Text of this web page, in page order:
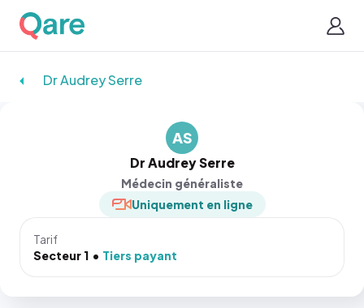
Dr Audrey Serre
AS
Dr Audrey Serre
Médecin généraliste
Uniquement en ligne
Tarif
Secteur 1
Tiers payant